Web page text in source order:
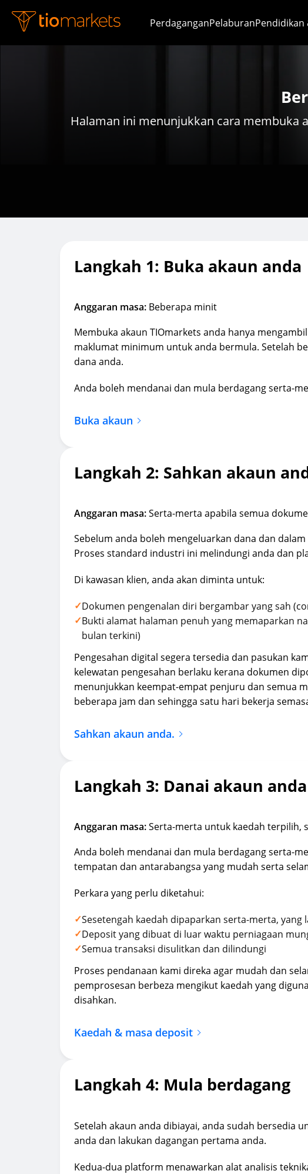
PerdaganganPelaburanPendidikan
Halaman ini menunjukkan cara membuka
Langkah 1: Buka akaun anda
Anggaran masa: Beberapa minit
Membuka akaun TIOmarkets anda hanya
maklumat minimum untuk anda bermula. Setelah
dana anda.
Anda boleh mendanai dan mula berdagang serta-
Buka akaun
Langkah 2: Sahkan akaun
Anggaran masa:Serta-merta apabila semua
Sebelum anda boleh mengeluarkan dana dan
Proses standard industri ini melindungi anda dan
Di kawasan klien, anda akan diminta untuk:
✓Dokumen pengenalan diri bergambar yang sah
✓Bukti alamat halaman penuh yang memaparkan
bulan terkini)
Pengesahan digital segera tersedia dan pasukan
kelewatan pengesahan berlaku kerana dokumen
menunjukkan keempat-empat penjuru dan semua
beberapa jam dan sehingga satu hari bekerja
Sahkan akaun anda.
Langkah 3: Danai akaun anda
Anggaran masa:Serta-merta untuk kaedah terpilih,
Anda boleh mendanai dan mula berdagang serta-
tempatan dan antarabangsa yang mudah serta
Perkara yang perlu diketahui:
✓Sesetengah kaedah dipaparkan serta-merta, yang
✓Deposit yang dibuat di luar waktu perniagaan
✓Semua transaksi disulitkan dan dilindungi
Proses pendanaan kami direka agar mudah dan
pemprosesan berbeza mengikut kaedah yang
disahkan.
Kaedah & masa deposit
Langkah 4: Mula berdagang
Setelah akaun anda dibiayai, anda sudah bersedia
anda dan lakukan dagangan pertama anda.
Kedua-dua platform menawarkan alat analisis